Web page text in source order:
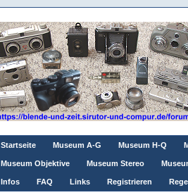
Startseite Museum A-G Museum H-Q
Museum Objektive Museum Stereo
Infos FAQ Links Registrieren